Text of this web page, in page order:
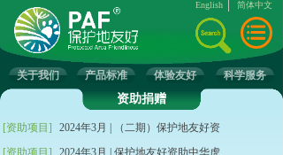
关于我们 产品标准 体验友好 科学服务
English 简体中文
资助捐赠
[资助项目]
2024年3月 | （二期）保护地友好资
[资助项目]
2024年3月 | 保护地友好资助中华虎